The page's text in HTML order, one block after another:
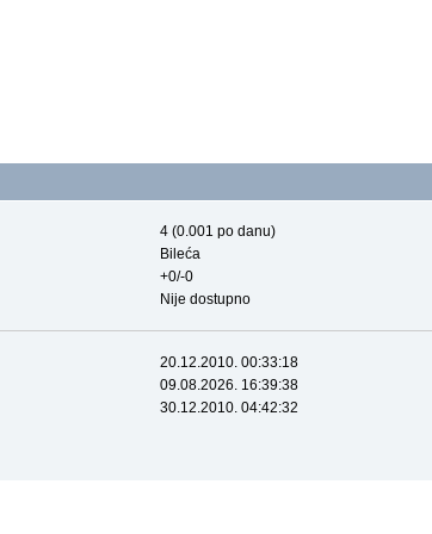
4 (0.001 po danu)
Bileća
+0/-0
Nije dostupno
20.12.2010. 00:33:18
09.08.2026. 16:39:38
30.12.2010. 04:42:32